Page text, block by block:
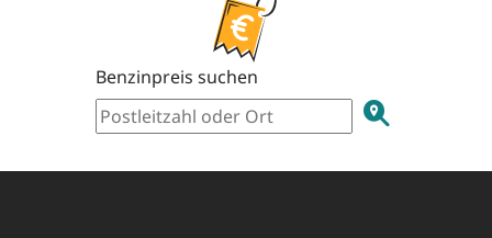
Benzinpreis suchen